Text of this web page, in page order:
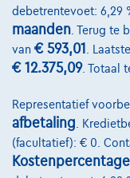
debetrentevoet: 6,29
maanden . Terug te
van € 593,01 .
€ 12.375,09. Totaal
Representatief
afbetaling .
(facultatief): € 0.
Onze team
Contact
@2024 TCS Mobility
Algemene